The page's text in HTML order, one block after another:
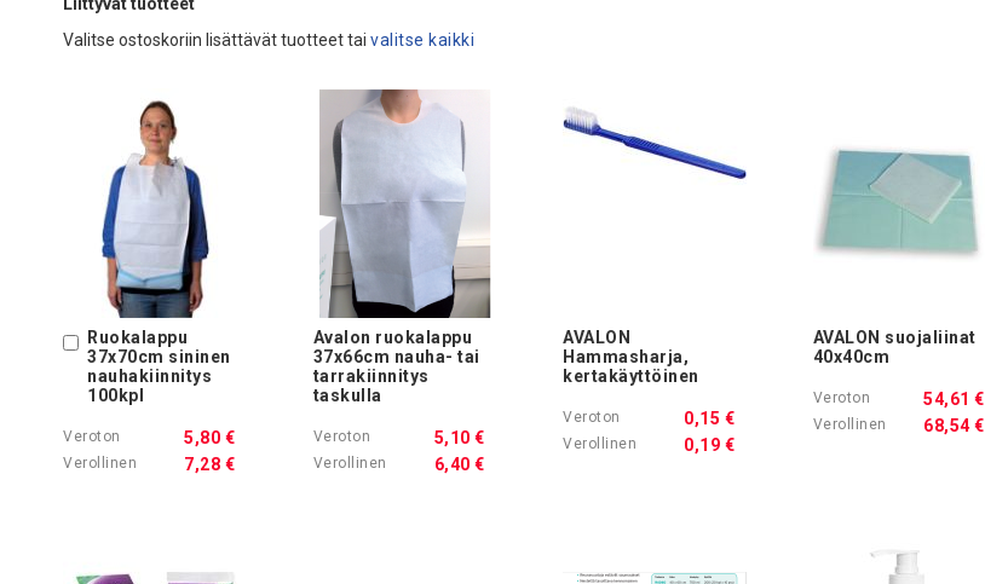
Valitse ostoskoriin lisättävät tuotteet tai valitse kaikki
Ruokalappu
37x70cm sininen
nauhakiinnitys
100kpl
7,28 €
5,80 €
Ostoskoriin
Avalon ruokalappu
37x66cm nauha- tai
tarrakiinnitys
taskulla
6,40 €
5,10 €
AVALON
Hammasharja,
kertakäyttöinen
0,19 €
0,15 €
AVALON suojaliinat
40x40cm
68,54 €
54,61 €